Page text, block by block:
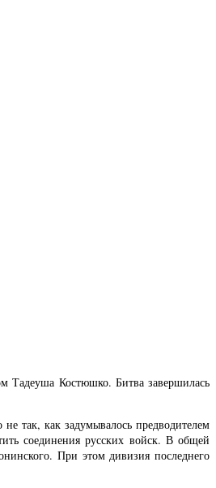
Тадеуша Костюшко. Битва завершилась
так, как задумывалось предводителем
соединения русских войск. В общей
При этом дивизия последнего